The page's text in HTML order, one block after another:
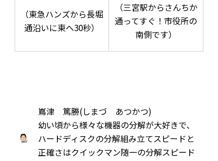
（東急ハンズから長堀
通沿いに東へ30秒）
（三宮駅からさんちか
通ってすぐ！市役所の
南側です）
嶌津 篤勝(しまづ あつかつ)
幼い頃から様々な機器の分解が大好きで、
ハードディスクの分解組み立てスピードと
正確さはクイックマン随一の分解スピード